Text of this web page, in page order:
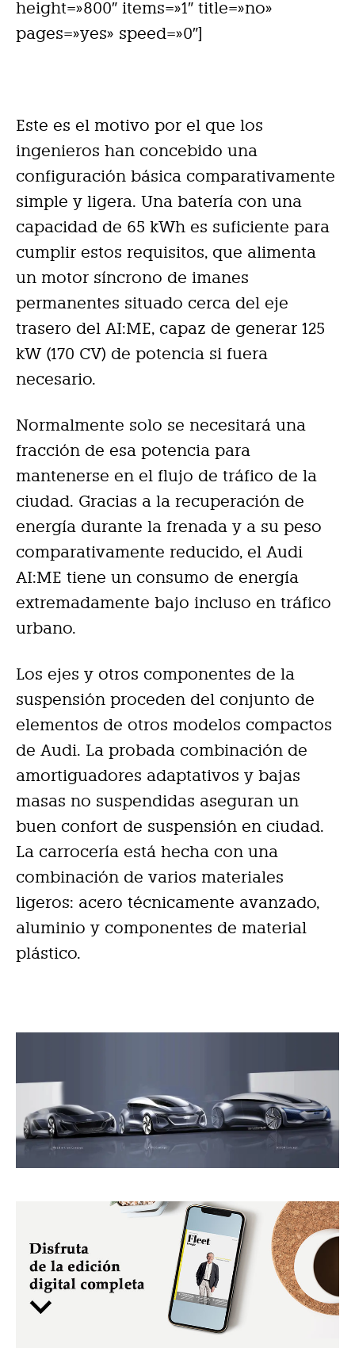
height=»800″ items=»1″ title=»no»
pages=»yes» speed=»0″]
Este es el motivo por el que los
ingenieros han concebido una
configuración básica comparativamente
simple y ligera. Una batería con una
capacidad de 65 kWh es suficiente para
cumplir estos requisitos, que alimenta
un motor síncrono de imanes
permanentes situado cerca del eje
trasero del AI:ME, capaz de generar 125
kW (170 CV) de potencia si fuera
necesario.
Normalmente solo se necesitará una
fracción de esa potencia para
mantenerse en el flujo de tráfico de la
ciudad. Gracias a la recuperación de
energía durante la frenada y a su peso
comparativamente reducido, el Audi
AI:ME tiene un consumo de energía
extremadamente bajo incluso en tráfico
urbano.
Los ejes y otros componentes de la
suspensión proceden del conjunto de
elementos de otros modelos compactos
de Audi. La probada combinación de
amortiguadores adaptativos y bajas
masas no suspendidas aseguran un
buen confort de suspensión en ciudad.
La carrocería está hecha con una
combinación de varios materiales
ligeros: acero técnicamente avanzado,
aluminio y componentes de material
plástico.